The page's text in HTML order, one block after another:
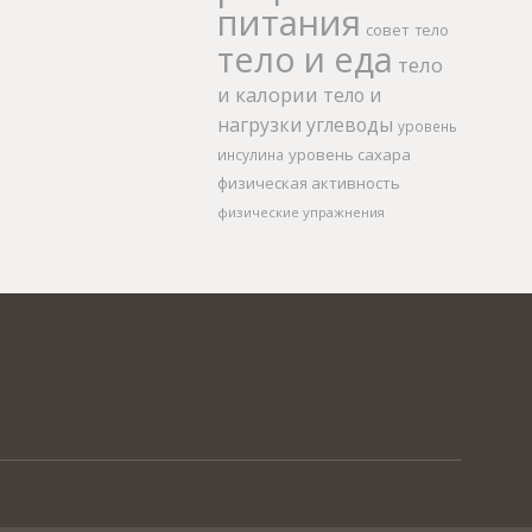
питания совет тело
тело и еда тело
и калории тело и
нагрузки углеводы уровень
инсулина уровень сахара
физическая активность
физические упражнения